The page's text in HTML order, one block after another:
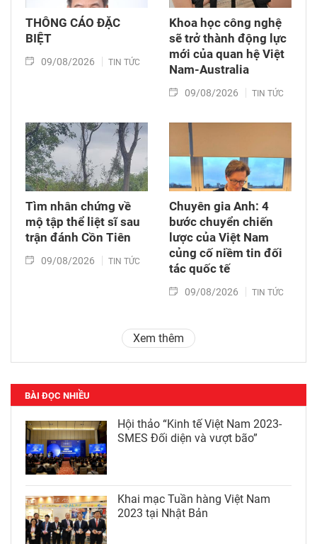
THÔNG CÁO ĐẶC
BIỆT
09/08/2026 TIN TỨC
Khoa học công nghệ
sẽ trở thành động lực
mới của quan hệ Việt
Nam-Australia
09/08/2026 TIN TỨC
Tìm nhân chứng về
mộ tập thể liệt sĩ sau
trận đánh Cồn Tiên
09/08/2026 TIN TỨC
Chuyên gia Anh: 4
bước chuyển chiến
lược của Việt Nam
củng cố niềm tin đối
tác quốc tế
09/08/2026 TIN TỨC
Xem thêm
BÀI ĐỌC NHIỀU
Hội thảo “Kinh tế Việt Nam 2023-
SMES Đối diện và vượt bão”
Khai mạc Tuần hàng Việt Nam
2023 tại Nhật Bản